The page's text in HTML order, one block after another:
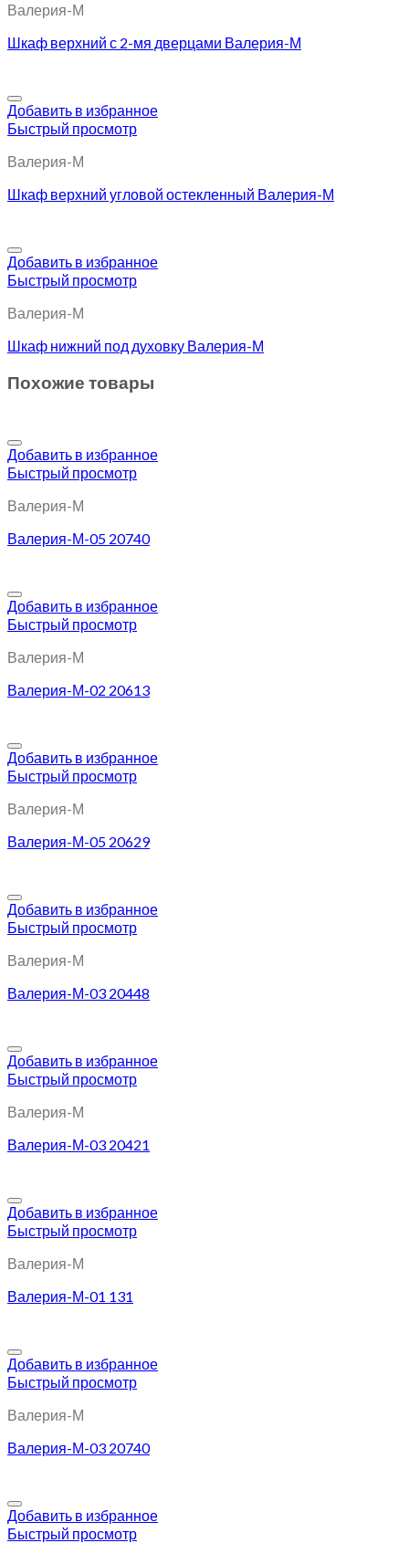
Валерия-М
Шкаф верхний с 2-мя дверцами Валерия-М
Добавить в избранное
Быстрый просмотр
Валерия-М
Шкаф верхний угловой остекленный Валерия-М
Добавить в избранное
Быстрый просмотр
Валерия-М
Шкаф нижний под духовку Валерия-М
Похожие товары
Добавить в избранное
Быстрый просмотр
Валерия-М
Валерия-М-05 20740
Добавить в избранное
Быстрый просмотр
Валерия-М
Валерия-М-02 20613
Добавить в избранное
Быстрый просмотр
Валерия-М
Валерия-М-05 20629
Добавить в избранное
Быстрый просмотр
Валерия-М
Валерия-М-03 20448
Добавить в избранное
Быстрый просмотр
Валерия-М
Валерия-М-03 20421
Добавить в избранное
Быстрый просмотр
Валерия-М
Валерия-М-01 131
Добавить в избранное
Быстрый просмотр
Валерия-М
Валерия-М-03 20740
Добавить в избранное
Быстрый просмотр